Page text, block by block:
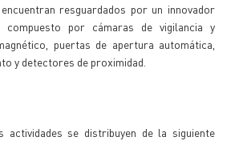
resguardados por un innovador
compuesto por cámaras de vigilancia y
puertas de apertura automática,
y detectores de proximidad.
actividades se distribuyen de la siguiente